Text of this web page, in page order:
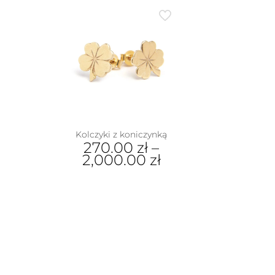
Kolczyki z koniczynką
270.00 zł –
2,000.00 zł